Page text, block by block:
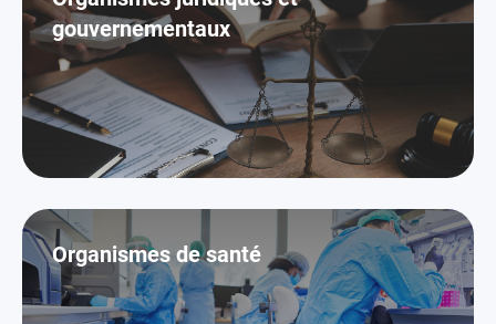
gouvernementaux
Organismes de santé